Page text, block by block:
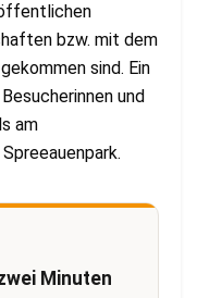
bzw. mit dem
sind. Ein
und
am
Minuten